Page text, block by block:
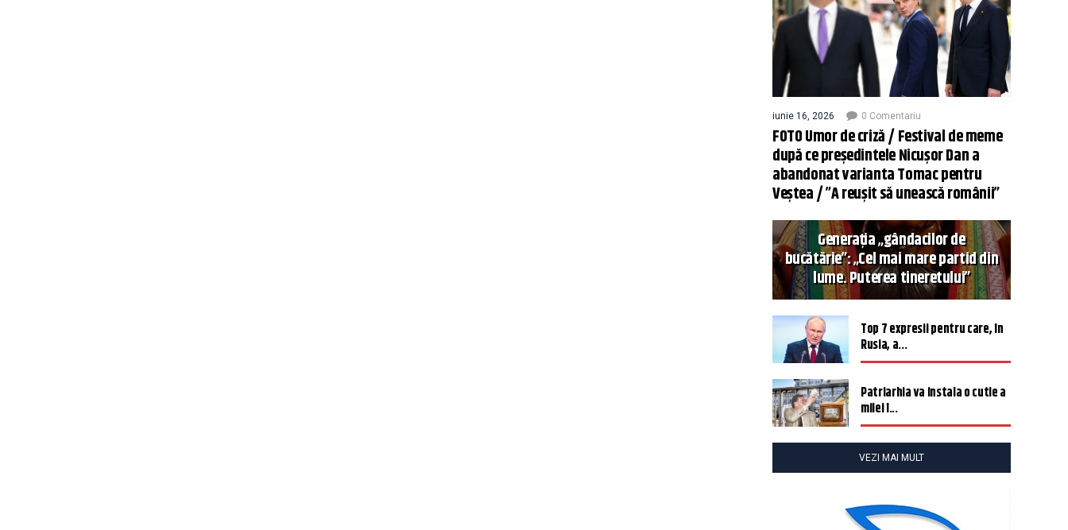
iunie 16, 2026 0 Comentariu
FOTO Umor de criză / Festival de meme
după ce președintele Nicușor Dan a
abandonat varianta Tomac pentru
Veștea / ”A reușit să unească românii”
Generația „gândacilor de
bucătărie”: „Cel mai mare partid din
lume. Puterea tineretului”
Top 7 expresii pentru care, în
Rusia, a...
Patriarhia va instala o cutie a
milei î...
VEZI MAI MULT